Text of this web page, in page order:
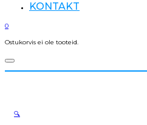
KONTAKT
0
Ostukorvis ei ole tooteid.
🔍